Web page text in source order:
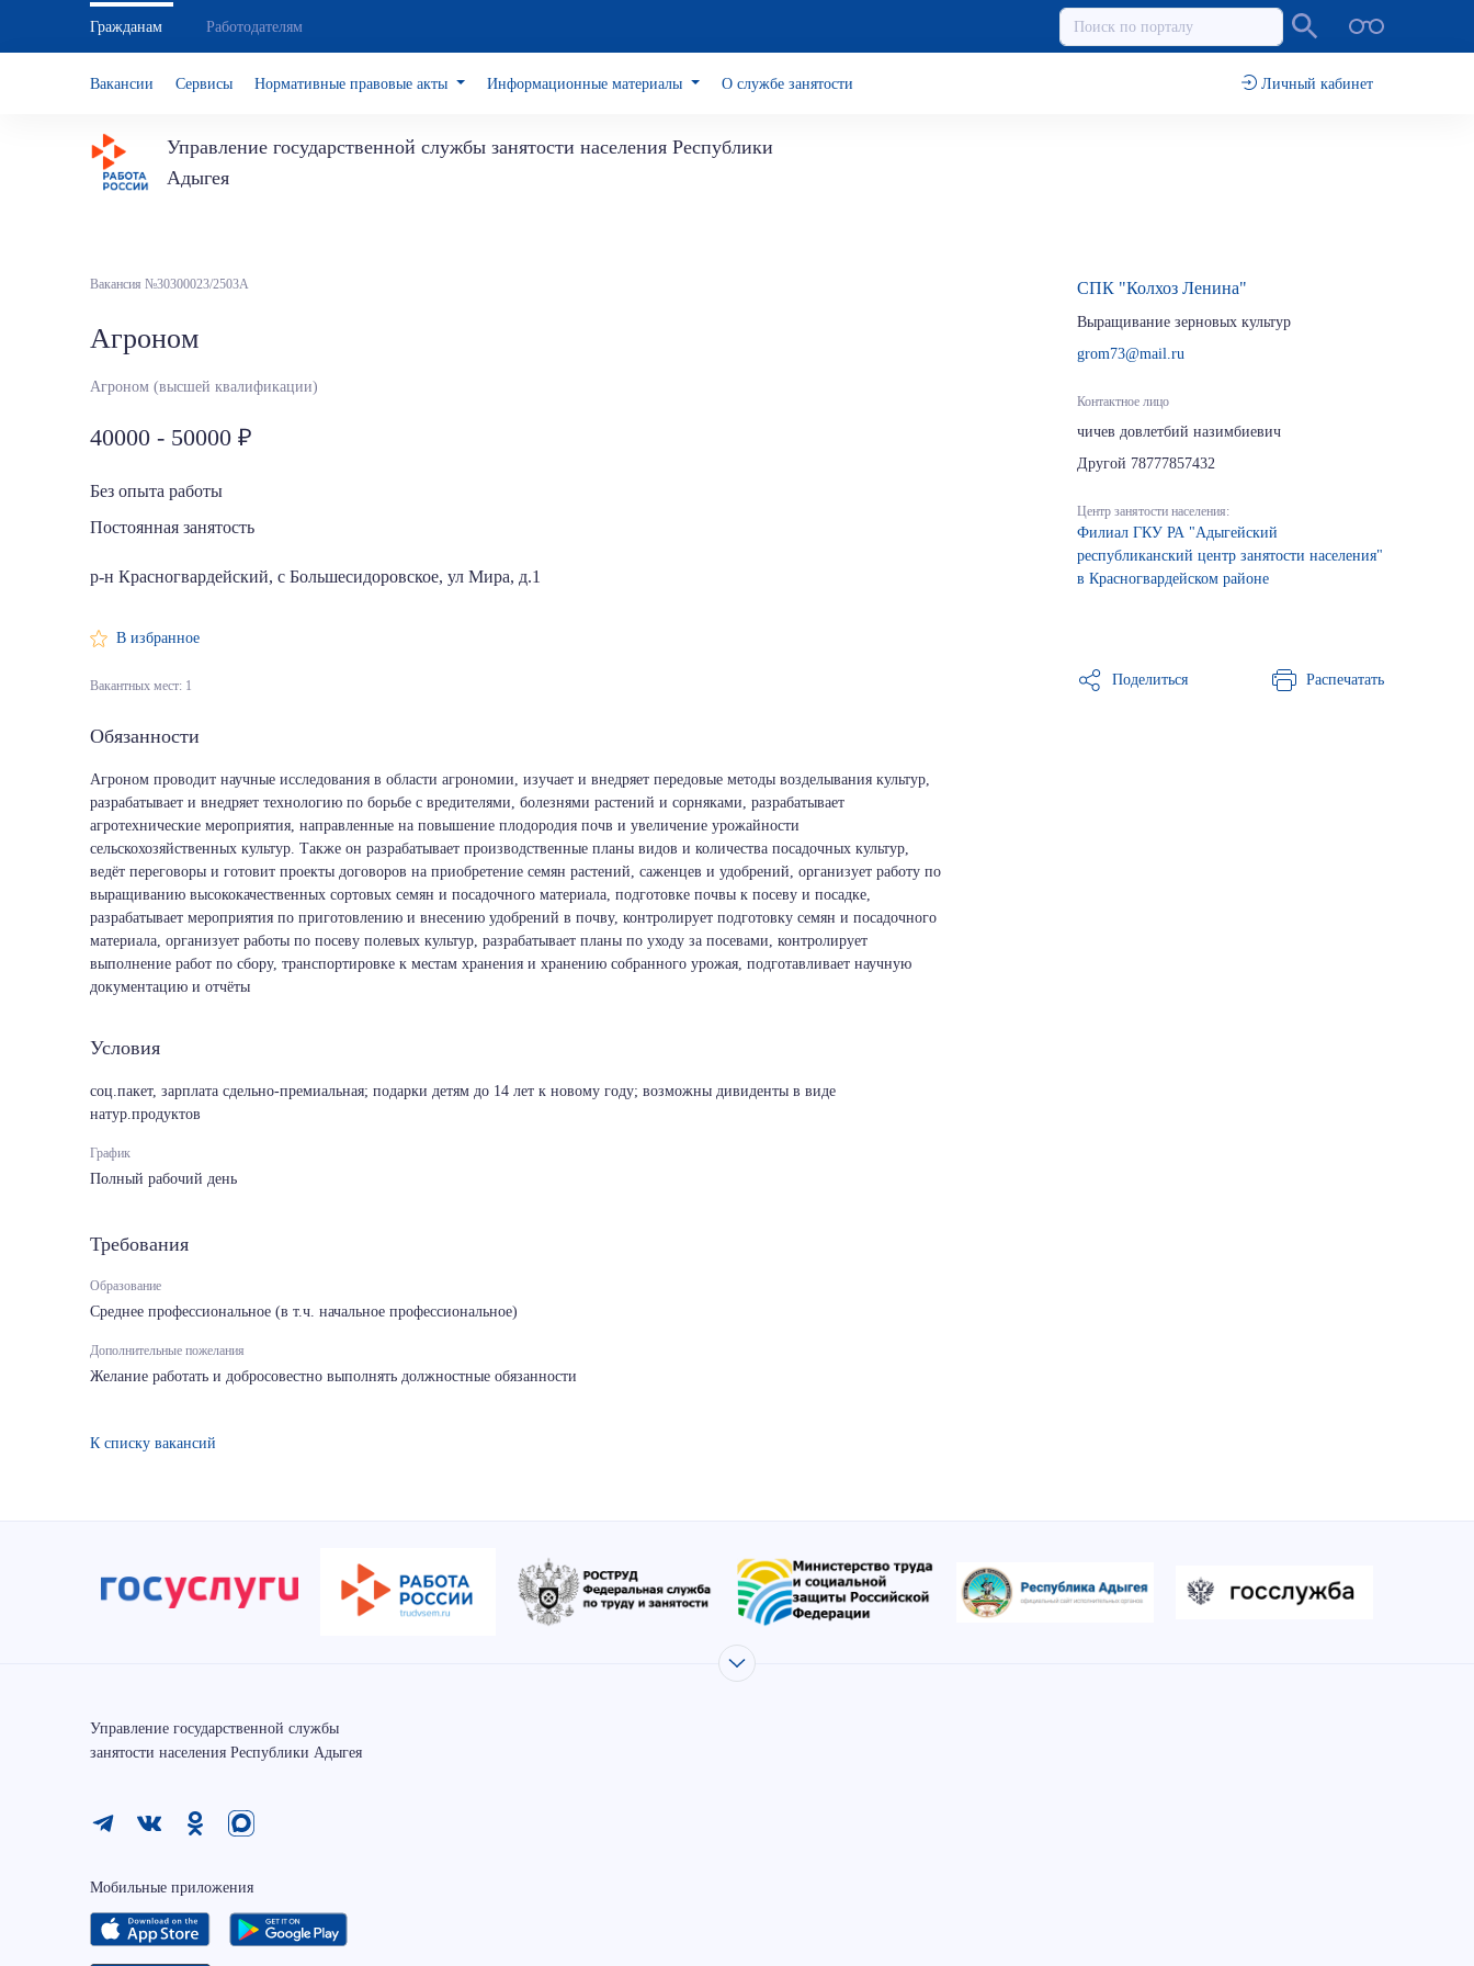
Гражданам Работодателям
Вакансии Сервисы Нормативные правовые акты Информационные материалы О службе занятости Личный кабинет
Управление государственной службы занятости населения Республики
Адыгея
Вакансия №30300023/2503А
Агроном
Агроном (высшей квалификации)
40000 - 50000
Без опыта работы
Постоянная занятость
р-н Красногвардейский, с Большесидоровское, ул Мира, д.1
В избранное
Вакантных мест: 1
Обязанности
Агроном проводит научные исследования в области агрономии, изучает и внедряет передовые методы возделывания культур,
разрабатывает и внедряет технологию по борьбе с вредителями, болезнями растений и сорняками, разрабатывает
агротехнические мероприятия, направленные на повышение плодородия почв и увеличение урожайности
сельскохозяйственных культур. Также он разрабатывает производственные планы видов и количества посадочных культур,
ведёт переговоры и готовит проекты договоров на приобретение семян растений, саженцев и удобрений, организует работу по
выращиванию высококачественных сортовых семян и посадочного материала, подготовке почвы к посеву и посадке,
разрабатывает мероприятия по приготовлению и внесению удобрений в почву, контролирует подготовку семян и посадочного
материала, организует работы по посеву полевых культур, разрабатывает планы по уходу за посевами, контролирует
выполнение работ по сбору, транспортировке к местам хранения и хранению собранного урожая, подготавливает научную
документацию и отчёты
Условия
соц.пакет, зарплата сдельно-премиальная; подарки детям до 14 лет к новому году; возможны дивиденты в виде
натур.продуктов
График
Полный рабочий день
Требования
Образование
Среднее профессиональное (в т.ч. начальное профессиональное)
Дополнительные пожелания
Желание работать и добросовестно выполнять должностные обязанности
К списку вакансий
СПК "Колхоз Ленина"
Выращивание зерновых культур
grom73@mail.ru
Контактное лицо
чичев довлетбий назимбиевич
Другой 78777857432
Центр занятости населения:
Филиал ГКУ РА "Адыгейский
республиканский центр занятости населения"
в Красногвардейском районе
Поделиться Распечатать
Управление государственной службы
занятости населения Республики Адыгея
Мобильные приложения